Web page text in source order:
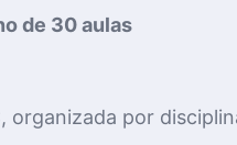
de 30 aulas
organizada por